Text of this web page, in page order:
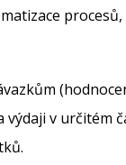
v určitém